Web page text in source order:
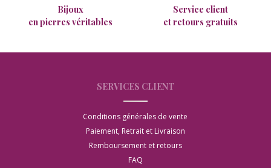
Bijoux
en pierres véritables
Service client
et retours gratuits
SERVICES CLIENT
Conditions générales de vente
Paiement, Retrait et Livraison
Remboursement et retours
FAQ